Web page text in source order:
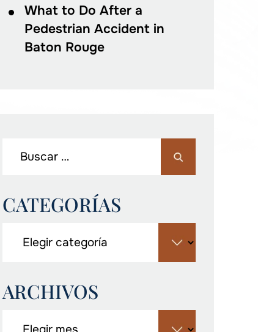
What to Do After a
Pedestrian Accident in
Baton Rouge
CATEGORÍAS
ARCHIVOS